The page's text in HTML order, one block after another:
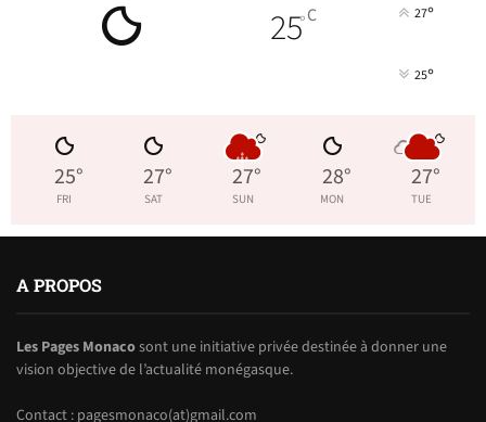
25°C 27°
25°
25°
FRI
27°
SAT
27°
SUN
28°
MON
27°
TUE
A PROPOS
Les Pages Monacosont une initiative privée destinée à donner une
vision objective de l’actualité monégasque.
Contact : pagesmonaco(at)gmail.com